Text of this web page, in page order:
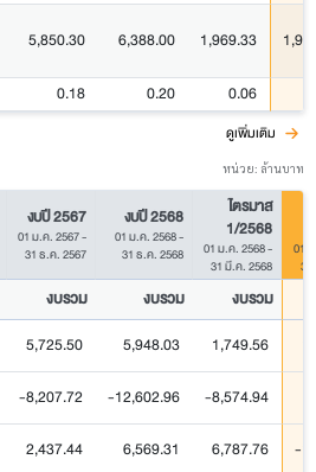
5,850.30 6,388.00 1,969.33
0.18 0.20 0.06
ดูเพิ่มเติม
หน่วย: ล้านบาท
งบปี 2567
01 ม.ค. 2567-
31 ธ.ค. 2567
งบปี 2568
01 ม.ค. 2568-
31 ธ.ค. 2568
ไตรมาส
1/2568
01 ม.ค. 2568-
31 มี.ค. 2568
01
31
งบรวม งบรวม งบรวม
5,725.50 5,948.03 1,749.56
-8,207.72 -12,602.96 -8,574.94
2,437.44 6,569.31 6,787.76 -